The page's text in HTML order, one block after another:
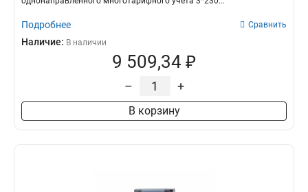
Подробнее Сравнить
Наличие: В наличии
9 509,34 ₽
– +
В корзину